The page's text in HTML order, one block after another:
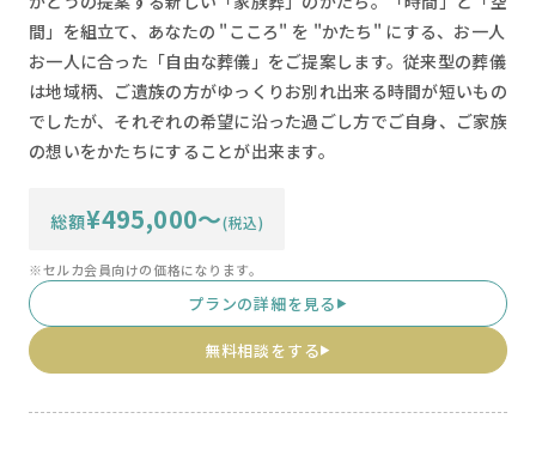
間」を組立て、あなたの "こころ" を "かたち" にする、お一人
お一人に合った「自由な葬儀」をご提案します。従来型の葬儀
は地域柄、ご遺族の方がゆっくりお別れ出来る時間が短いもの
でしたが、それぞれの希望に沿った過ごし方でご自身、ご家族
の想いをかたちにすることが出来ます。
総額¥495,000〜(税込)
※セルカ会員向けの価格になります。
プランの詳細を見る ▶
無料相談をする▶